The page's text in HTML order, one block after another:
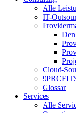
Alle
IT-
Cloud-
Glossar
Services
Alle